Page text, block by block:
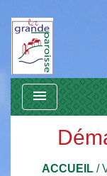
menu
ACCUEIL /